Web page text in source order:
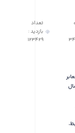
تعداد
بازدید :
123429